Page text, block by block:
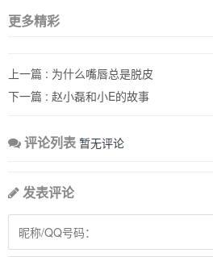
更多精彩
上一篇 : 为什么嘴唇总是脱皮
下一篇 : 赵小磊和小E的故事
评论列表 暂无评论
发表评论